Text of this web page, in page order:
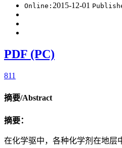
Online: 2015-12-01
PDF (PC)
811
摘要/Abstract
摘要：
在化学驱中，各种化学剂在地层